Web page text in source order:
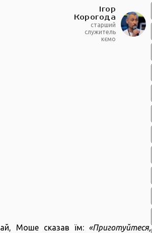
Ігор
Корогода
старший
служитель
кємо
Моше сказав їм:«Приготуйтеся,